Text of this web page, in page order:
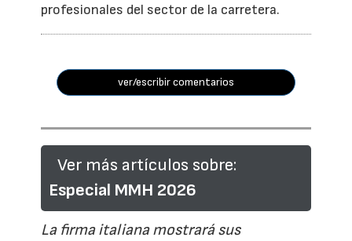
profesionales del sector de la carretera.
ver/escribir comentarios
Ver más artículos sobre:
Especial MMH 2026
La firma italiana mostrará sus